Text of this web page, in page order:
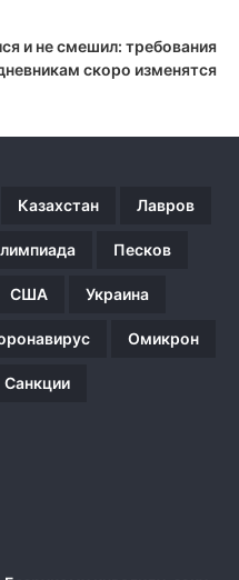
и не смешил: требования
скоро изменятся
Казахстан Лавров
Песков
США Украина
Омикрон
Санкции